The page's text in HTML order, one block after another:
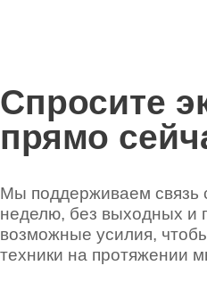
Спросите
прямо
Мы поддерживаем связь
неделю, без выходных и
возможные усилия,
техники на протяжении